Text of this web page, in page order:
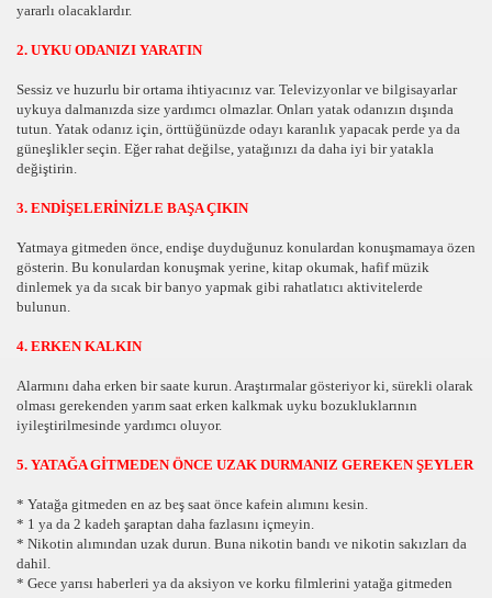
yararlı olacaklardır.
2. UYKU ODANIZI YARATIN
Sessiz ve huzurlu bir ortama ihtiyacınız var. Televizyonlar ve bilgisayarlar
uykuya dalmanızda size yardımcı olmazlar. Onları yatak odanızın dışında
tutun. Yatak odanız için, örttüğünüzde odayı karanlık yapacak perde ya da
güneşlikler seçin. Eğer rahat değilse, yatağınızı da daha iyi bir yatakla
değiştirin.
3. ENDİŞELERİNİZLE BAŞA ÇIKIN
Yatmaya gitmeden önce, endişe duyduğunuz konulardan konuşmamaya özen
gösterin. Bu konulardan konuşmak yerine, kitap okumak, hafif müzik
dinlemek ya da sıcak bir banyo yapmak gibi rahatlatıcı aktivitelerde
bulunun.
4. ERKEN KALKIN
Alarmını daha erken bir saate kurun. Araştırmalar gösteriyor ki, sürekli olarak
olması gerekenden yarım saat erken kalkmak uyku bozukluklarının
iyileştirilmesinde yardımcı oluyor.
5. YATAĞA GİTMEDEN ÖNCE UZAK DURMANIZ GEREKEN ŞEYLER
* Yatağa gitmeden en az beş saat önce kafein alımını kesin.
* 1 ya da 2 kadeh şaraptan daha fazlasını içmeyin.
* Nikotin alımından uzak durun. Buna nikotin bandı ve nikotin sakızları da
dahil.
* Gece yarısı haberleri ya da aksiyon ve korku filmlerini yatağa gitmeden